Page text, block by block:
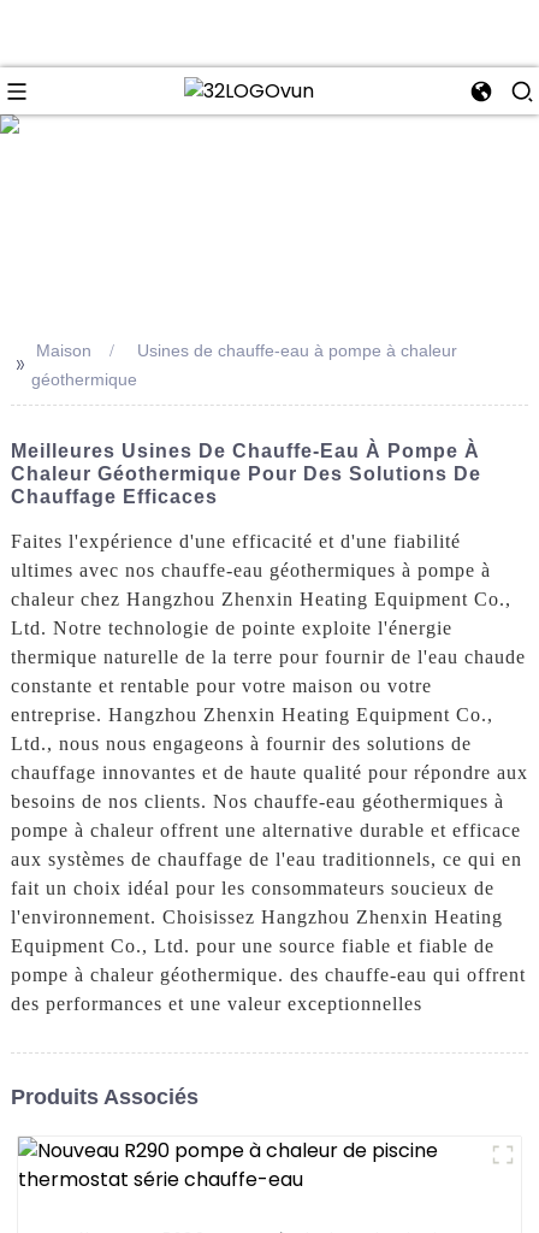
>> Maison
Usines de chauffe-eau à pompe à chaleur
géothermique
Meilleures Usines De Chauffe-Eau À Pompe À
Chaleur Géothermique Pour Des Solutions De
Chauffage Efficaces
Faites l'expérience d'une efficacité et d'une fiabilité
ultimes avec nos chauffe-eau géothermiques à pompe à
chaleur chez Hangzhou Zhenxin Heating Equipment Co.,
Ltd. Notre technologie de pointe exploite l'énergie
thermique naturelle de la terre pour fournir de l'eau chaude
constante et rentable pour votre maison ou votre
entreprise. Hangzhou Zhenxin Heating Equipment Co.,
Ltd., nous nous engageons à fournir des solutions de
chauffage innovantes et de haute qualité pour répondre aux
besoins de nos clients. Nos chauffe-eau géothermiques à
pompe à chaleur offrent une alternative durable et efficace
aux systèmes de chauffage de l'eau traditionnels, ce qui en
fait un choix idéal pour les consommateurs soucieux de
l'environnement. Choisissez Hangzhou Zhenxin Heating
Equipment Co., Ltd. pour une source fiable et fiable de
pompe à chaleur géothermique. des chauffe-eau qui offrent
des performances et une valeur exceptionnelles
Produits Associés